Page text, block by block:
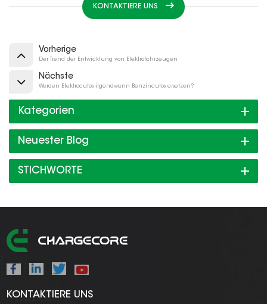
KONTAKTIERE UNS
Vorherige
Der Trend der Entwicklung von Elektrofahrzeugen
Nächste
Werden Elektroautos irgendwann Benzinautos ersetzen?
Kategorien
Neuester Blog
STICHWORTE
KONTAKTIERE UNS